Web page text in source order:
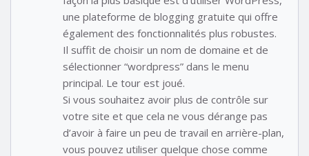
une plateforme de blogging gratuite qui offre
également des fonctionnalités plus robustes.
Il suffit de choisir un nom de domaine et de
sélectionner “wordpress” dans le menu
principal. Le tour est joué.
Si vous souhaitez avoir plus de contrôle sur
votre site et que cela ne vous dérange pas
d’avoir à faire un peu de travail en arrière-plan,
vous pouvez utiliser quelque chose comme